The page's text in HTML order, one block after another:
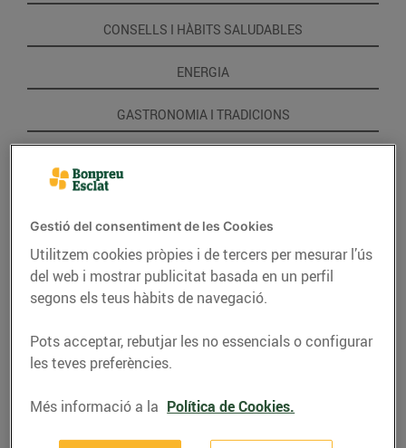
CONSELLS I HÀBITS SALUDABLES
ENERGIA
GASTRONOMIA I TRADICIONS
Gestió del consentiment de les Cookies
Utilitzem cookies pròpies i de tercers per mesurar l’ús
del web i mostrar publicitat basada en un perfil
segons els teus hàbits de navegació.
Pots acceptar, rebutjar les no essencials o configurar
les teves preferències.
Més informació a la Política de Cookies.